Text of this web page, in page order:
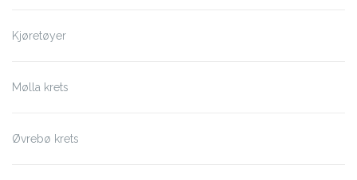
Kjøretøyer
Mølla krets
Øvrebø krets